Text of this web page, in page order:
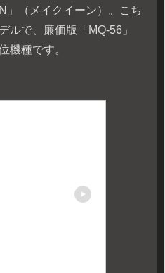
」（メイクイーン）。こち
ルで、廉価版「MQ-56」
機種です。